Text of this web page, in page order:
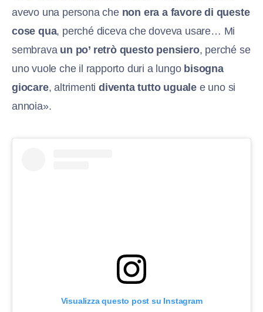
avevo una persona che non era a favore di queste
cose qua, perché diceva che doveva usare… Mi
sembrava un po’ retrò questo pensiero, perché se
uno vuole che il rapporto duri a lungo bisogna
giocare, altrimentidiventa tutto uguale e uno si
annoia».
Visualizza questo post su Instagram